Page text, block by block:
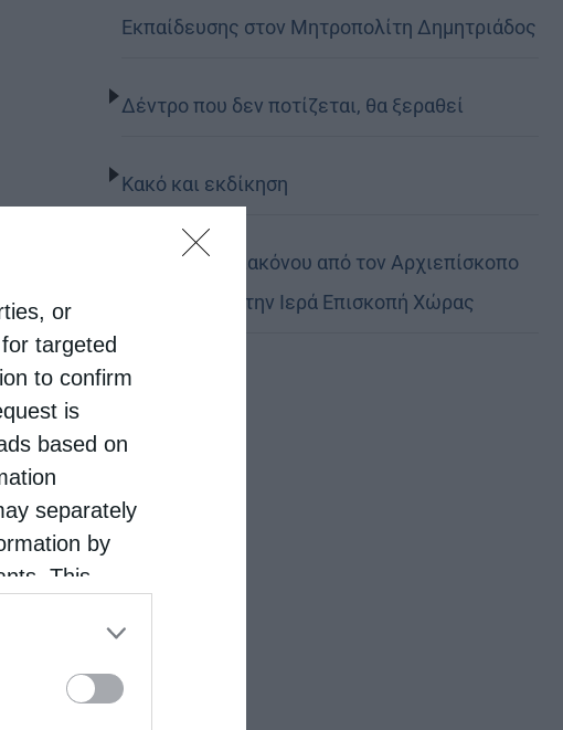
or
targeted
to confirm
is
based on
separately
by
This
disclose it to
όσο
μας
Εκπαίδευσης στον Μητροπολίτη Δημητριάδος
Δέντρο που δεν ποτίζεται, θα ξεραθεί
Κακό και εκδίκηση
Χειροτονία Διακόνου από τον Αρχιεπίσκοπο
Αυστραλίας στην Ιερά Επισκοπή Χώρας